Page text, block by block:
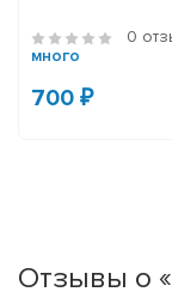
0
много
700 ₽
Отзывы о